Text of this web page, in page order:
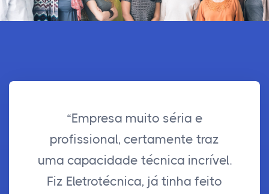
“Empresa muito séria e
profissional, certamente traz
uma capacidade técnica incrível.
Fiz Eletrotécnica, já tinha feito